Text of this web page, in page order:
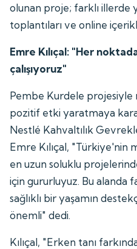
olunan proje; farklı illerde
toplantıları ve online
Emre Kılıçal: "Her
çalışıyoruz"
Pembe Kurdele projesiyle
pozitif etki yaratmaya
Nestlé Kahvaltılık
Emre Kılıçal, "Türkiye'nin
en uzun soluklu
için gururluyuz. Bu alanda
sağlıklı bir yaşamın
önemli" dedi.
Kılıçal, "Erken tanı